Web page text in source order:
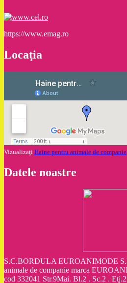
https://www.emag.ro
Locaţia
Vizualizaţi Haine pentru animale de companie
Datele noastre
S.C.BORDULA EUROANIMODE
animale de companie marca
cod 332041 Str.9Mai. Bl.2 . Sc.2 .